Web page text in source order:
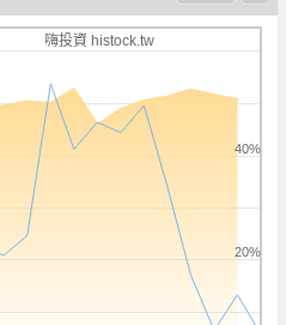
嗨投資 histock.tw
20%
40%